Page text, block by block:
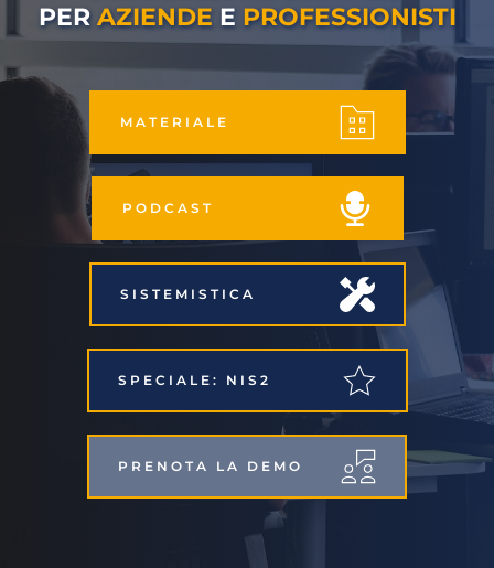
PER AZIENDE E PROFESSIONISTI
MATERIALE
PODCAST
SISTEMISTICA
SPECIALE: NIS2
PRENOTA LA DEMO